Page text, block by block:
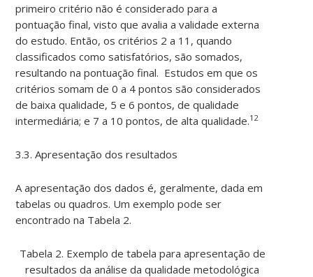
primeiro critério não é considerado para a
pontuação final, visto que avalia a validade externa
do estudo. Então, os critérios 2 a 11, quando
classificados como satisfatórios, são somados,
resultando na pontuação final. Estudos em que os
critérios somam de 0 a 4 pontos são considerados
de baixa qualidade, 5 e 6 pontos, de qualidade
intermediária; e 7 a 10 pontos, de alta qualidade.12
3.3. Apresentação dos resultados
A apresentação dos dados é, geralmente, dada em
tabelas ou quadros. Um exemplo pode ser
encontrado na Tabela 2.
Tabela 2. Exemplo de tabela para apresentação de
resultados da análise da qualidade metodológica